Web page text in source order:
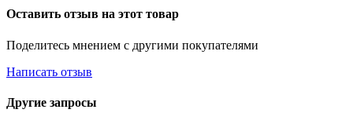
Оставить отзыв на этот товар
Поделитесь мнением с другими покупателями
Написать отзыв
Другие запросы